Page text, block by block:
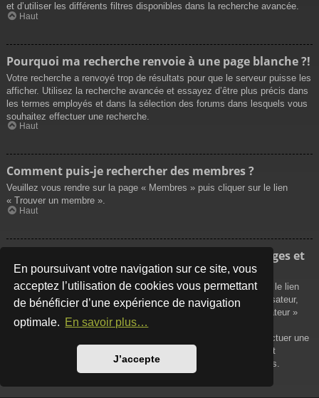
En poursuivant votre navigation sur ce site, vous
acceptez l’utilisation de cookies vous permettant
de bénéficier d’une expérience de navigation
optimale. En savoir plus…
J’accepte
et d’utiliser les différents filtres disponibles dans la recherche avancée.
Haut
Pourquoi ma recherche renvoie à une page blanche ?!
Votre recherche a renvoyé trop de résultats pour que le serveur puisse les
afficher. Utilisez la recherche avancée et essayez d’être plus précis dans
les termes employés et dans la sélection des forums dans lesquels vous
souhaitez effectuer une recherche.
Haut
Comment puis-je rechercher des membres ?
Veuillez vous rendre sur la page « Membres » puis cliquer sur le lien
« Trouver un membre ».
Haut
Comment puis-je retrouver mes propres messages et
sujets ?
Vos propres messages peuvent être affichés soit en cliquant sur le lien
« Afficher vos messages » dans le panneau de contrôle de l’utilisateur,
soit en cliquant sur le lien « Rechercher les messages de l’utilisateur »
sur la page de votre propre profil ou soit en cliquant sur le menu
« Raccourcis » situé sur la partie supérieure du forum. Pour effectuer une
recherche de vos propres sujets, utilisez la recherche avancée et
remplissez convenablement les options qui vous sont disponibles.